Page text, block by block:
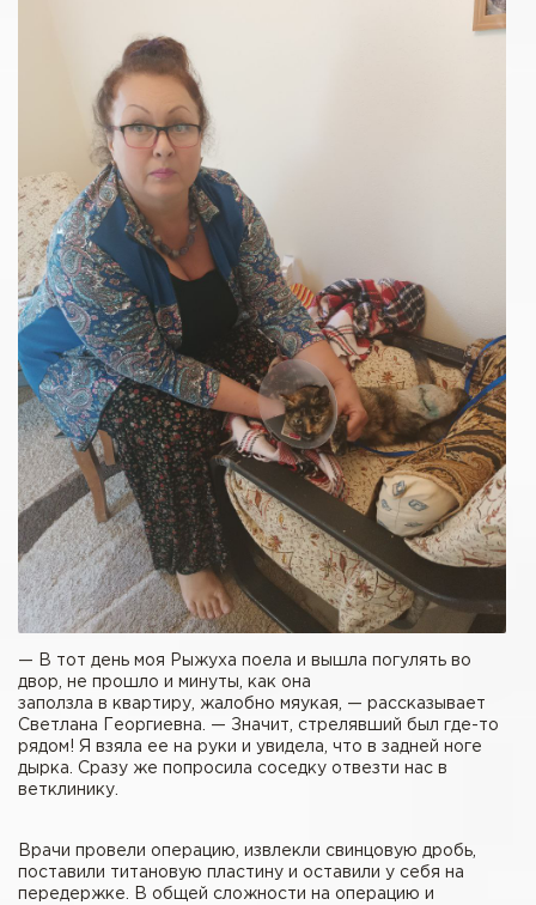
— В тот день моя Рыжуха поела и вышла погулять во
двор, не прошло и минуты, как она
заползла в квартиру, жалобно мяукая, — рассказывает
Светлана Георгиевна. — Значит, стрелявший был где-то
рядом! Я взяла ее на руки и увидела, что в задней ноге
дырка. Сразу же попросила соседку отвезти нас в
ветклинику.
Врачи провели операцию, извлекли свинцовую дробь,
поставили титановую пластину и оставили у себя на
передержке. В общей сложности на операцию и